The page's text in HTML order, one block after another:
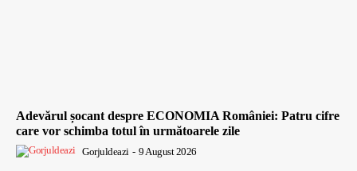
Adevărul șocant despre ECONOMIA României: Patru cifre
care vor schimba totul în următoarele zile
Gorjuldeazi - 9 August 2026